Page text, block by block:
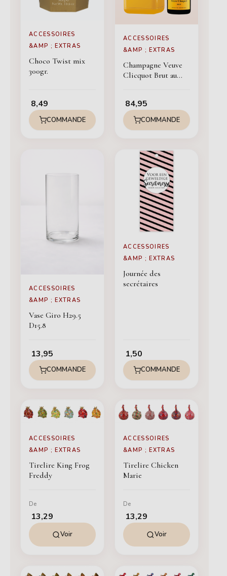
ACCESSOIRES
&AMP ; EXTRAS
Choco Twist mix
300gr.
8,49
COMMANDE
ACCESSOIRES
&AMP ; EXTRAS
Champagne Veuve
Clicquot Brut au
84,95
COMMANDE
ACCESSOIRES
&AMP ; EXTRAS
Vase Giro H29.5
D15.8
13,95
COMMANDE
ACCESSOIRES
&AMP ; EXTRAS
Journée des
secrétaires
1,50
COMMANDE
ACCESSOIRES
&AMP ; EXTRAS
Tirelire King Frog
Freddy
De
13,29
Voir
ACCESSOIRES
&AMP ; EXTRAS
Tirelire Chicken
Marie
De
13,29
Voir